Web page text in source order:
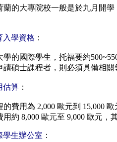
蘭的大專院校一般是於九月開
入學資格 ：
學的國際學生，托福要約
請碩士課程者，則必須具備相關
估算：
費用為 2,000 歐元到 15,000
用約 8,000 歐元至 9,000 歐元
學生辦公室 ：